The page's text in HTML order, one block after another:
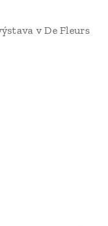
v De Fleurs